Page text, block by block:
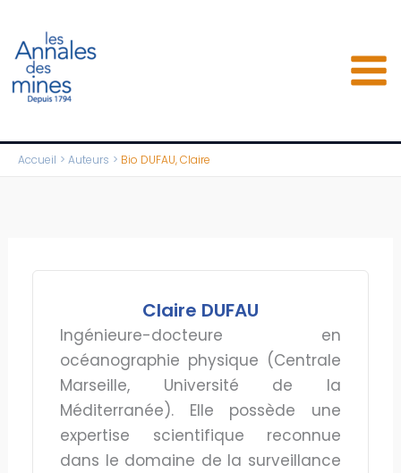
contenu
Accueil Auteurs Bio DUFAU, Claire
Claire DUFAU
Ingénieure-docteure en
océanographie physique (Centrale
Marseille, Université de la
Méditerranée). Elle possède une
expertise scientifique reconnue
dans le domaine de la surveillance